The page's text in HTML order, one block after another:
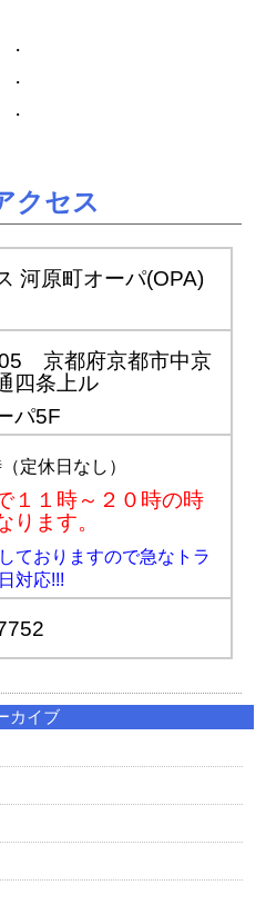
・
・
・
クセス
河原町オーパ(OPA)
京都府京都市中京
四条上ル
パ5F
定休日なし）
１１時～２０時の時
ります。
ておりますので急なトラ
対応!!!
カイブ